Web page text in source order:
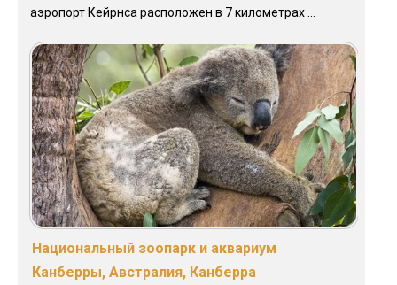
аэропорт Кейрнса расположен в 7 километрах ...
Национальный зоопарк и аквариум
Канберры, Австралия, Канберра